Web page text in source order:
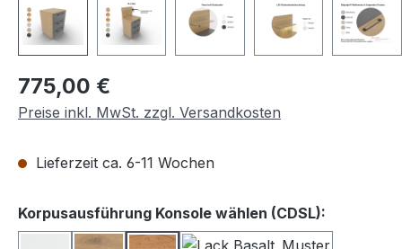
Regulärer Preis:
775,00 €
Preise inkl. MwSt. zzgl. Versandkosten
Lieferzeit ca. 6-11 Wochen
Korpusausführung Konsole wählen (CDSL):